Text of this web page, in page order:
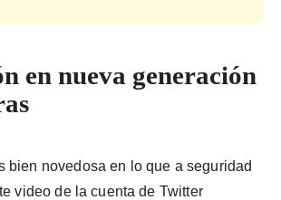
en nueva generación
bien novedosa en lo que a seguridad
video de la cuenta de Twitter